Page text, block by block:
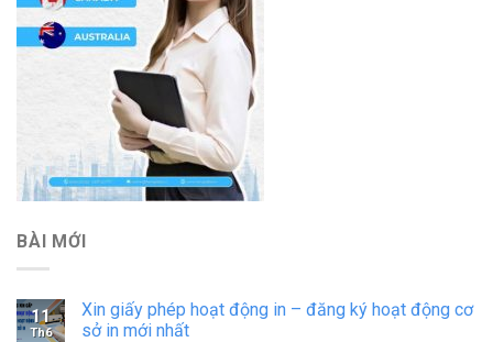
BÀI MỚI
11
Th6
Xin giấy phép hoạt động in – đăng ký hoạt động cơ
sở in mới nhất